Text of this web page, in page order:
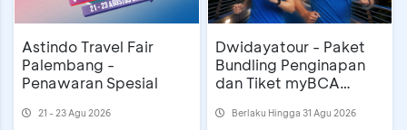
Astindo Travel Fair
Palembang -
Penawaran Spesial
21 - 23 Agu 2026
Dwidayatour - Paket
Bundling Penginapan
dan Tiket myBCA
Festival 2026
Berlaku Hingga 31 Agu 2026